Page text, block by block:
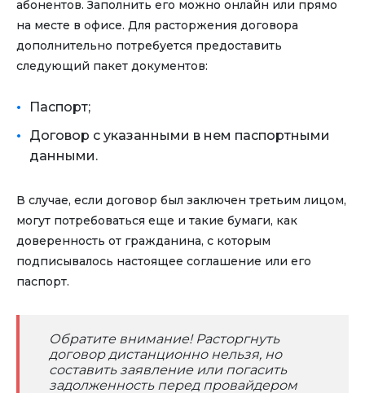
абонентов. Заполнить его можно онлайн или прямо
на месте в офисе. Для расторжения договора
дополнительно потребуется предоставить
следующий пакет документов:
Паспорт;
Договор с указанными в нем паспортными
данными.
В случае, если договор был заключен третьим лицом,
могут потребоваться еще и такие бумаги, как
доверенность от гражданина, с которым
подписывалось настоящее соглашение или его
паспорт.
Обратите внимание! Расторгнуть
договор дистанционно нельзя, но
составить заявление или погасить
задолженность перед провайдером